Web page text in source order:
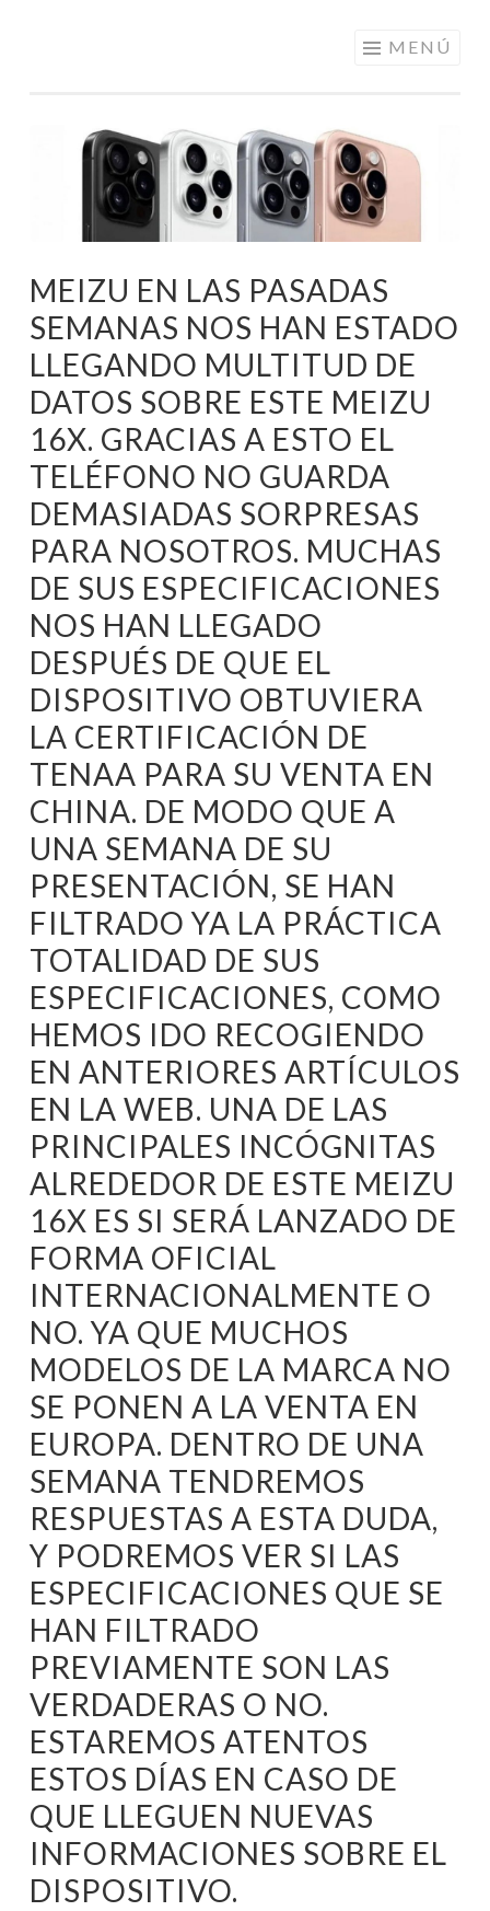
PRECIOS DE
ANDORRA
MENÚ
MEIZU EN LAS PASADAS
SEMANAS NOS HAN ESTADO
LLEGANDO MULTITUD DE
DATOS SOBRE ESTE MEIZU
16X. GRACIAS A ESTO EL
TELÉFONO NO GUARDA
DEMASIADAS SORPRESAS
PARA NOSOTROS. MUCHAS
DE SUS ESPECIFICACIONES
NOS HAN LLEGADO
DESPUÉS DE QUE EL
DISPOSITIVO OBTUVIERA
LA CERTIFICACIÓN DE
TENAA PARA SU VENTA EN
CHINA. DE MODO QUE A
UNA SEMANA DE SU
PRESENTACIÓN, SE HAN
FILTRADO YA LA PRÁCTICA
TOTALIDAD DE SUS
ESPECIFICACIONES, COMO
HEMOS IDO RECOGIENDO
EN ANTERIORES ARTÍCULOS
EN LA WEB. UNA DE LAS
PRINCIPALES INCÓGNITAS
ALREDEDOR DE ESTE MEIZU
16X ES SI SERÁ LANZADO DE
FORMA OFICIAL
INTERNACIONALMENTE O
NO. YA QUE MUCHOS
MODELOS DE LA MARCA NO
SE PONEN A LA VENTA EN
EUROPA. DENTRO DE UNA
SEMANA TENDREMOS
RESPUESTAS A ESTA DUDA,
Y PODREMOS VER SI LAS
ESPECIFICACIONES QUE SE
HAN FILTRADO
PREVIAMENTE SON LAS
VERDADERAS O NO.
ESTAREMOS ATENTOS
ESTOS DÍAS EN CASO DE
QUE LLEGUEN NUEVAS
INFORMACIONES SOBRE EL
DISPOSITIVO.